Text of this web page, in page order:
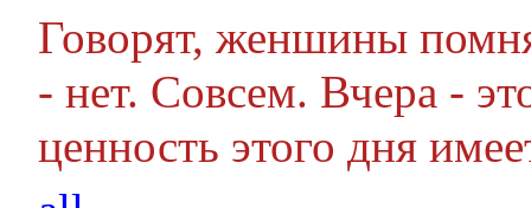
Говорят, женшины
- нет. Совсем. Вчера -
ценность этого дня